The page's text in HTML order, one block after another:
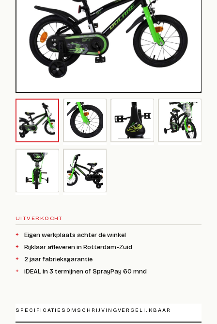
UITVERKOCHT
Eigen werkplaats achter de winkel
Rijklaar afleveren in Rotterdam-Zuid
2 jaar fabrieksgarantie
iDEAL in 3 termijnen of SprayPay 60 mnd
SPECIFICATIES OMSCHRIJVINGVERGELIJKBAAR